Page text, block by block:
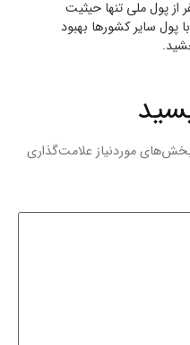
بطور کلی حذف 4 صفر از پول ملی تنها حیثیت
پول سایر کشورها بهبود
موردنیاز علامت‌گذاری